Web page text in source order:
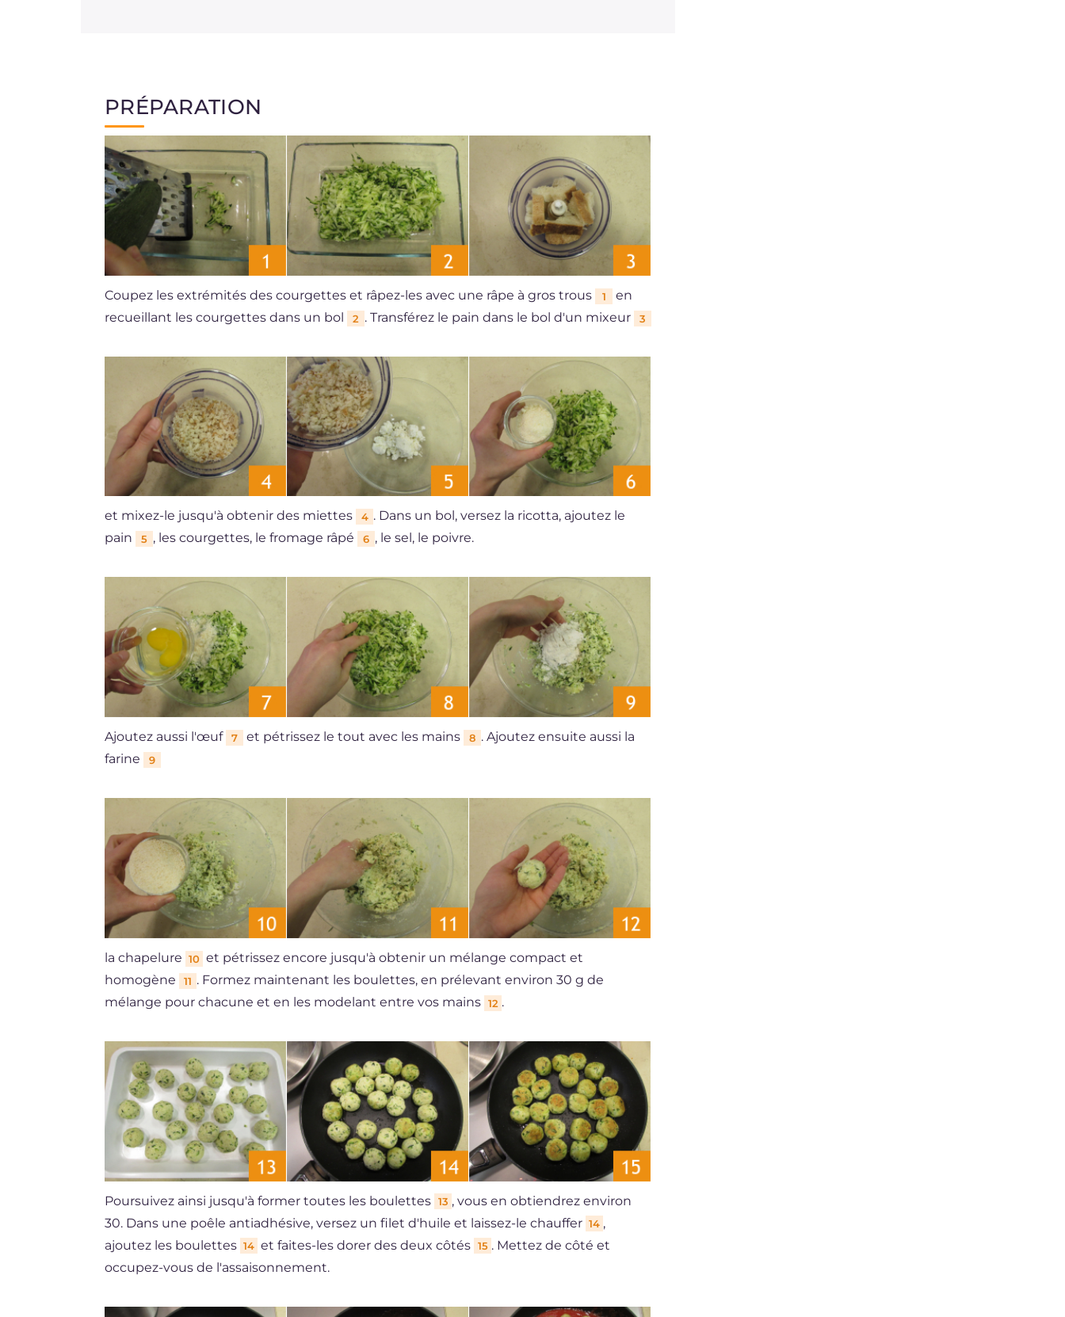
PRÉPARATION
Coupez les extrémités des courgettes et râpez-les avec une râpe à gros trous 1
en
recueillant les courgettes dans un bol
2 . Transférez le pain dans le bol d'un mixeur 3
et mixez-le jusqu'à obtenir des miettes 4 . Dans un bol, versez la ricotta, ajoutez le
pain
5 , les courgettes, le fromage râpé 6 , le sel, le poivre.
Ajoutez aussi l'œuf 7 et pétrissez le tout avec les mains 8 . Ajoutez ensuite aussi la
farine
9
la chapelure 10 et pétrissez encore jusqu'à obtenir un mélange compact et
homogène
11 . Formez maintenant les boulettes, en prélevant environ 30 g de
mélange pour chacune et en les modelant entre vos mains 12 .
Poursuivez ainsi jusqu'à former toutes les boulettes 13 , vous en obtiendrez environ
30. Dans une poêle antiadhésive, versez un filet d'huile et laissez-le chauffer 14 ,
ajoutez les boulettes 14 et faites-les dorer des deux côtés 15 . Mettez de côté et
occupez-vous de l'assaisonnement.